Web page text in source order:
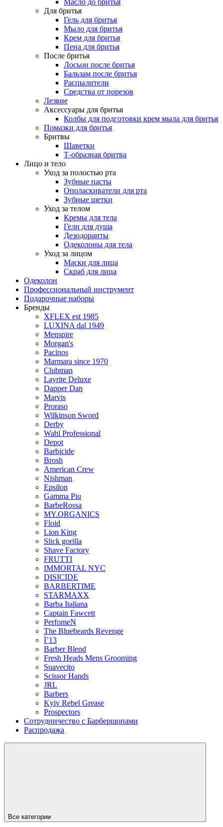
Масло до бритья
Для бритья
Гель для бритья
Мыло для бритья
Крем для бритья
Пена для бритья
После бритья
Лосьон после бритья
Бальзам после бритья
Распылители
Средства от порезов
Лезвие
Аксессуары для бритья
Колбы для подготовки крем мыла для бритья
Помазки для бритья
Бритвы
Шаветки
Т-образная бритва
Лицо и тело
Уход за полостью рта
Зубные пасты
Ополаскиватели для рта
Зубные щетки
Уход за телом
Кремы для тела
Гели для душа
Дезодоранты
Одеколоны для тела
Уход за лицом
Маски для лица
Скраб для лица
Одеколон
Профессиональный инструмент
Подарочные наборы
Бренды
XFLEX est 1985
LUXINA dal 1949
Menspire
Morgan's
Pacinos
Marmara since 1970
Clubman
Layrite Deluxe
Dapper Dan
Marvis
Proraso
Wilkinson Sword
Derby
Wahl Professional
Depot
Barbicide
Brosh
American Crew
Nishman
Epsilon
Gamma Piu
BarbeRossa
MY.ORGANICS
Floid
Lion King
Slick gorilla
Shave Factory
FRUTTI
IMMORTAL NYC
DІSICIDE
BARBERTIME
STARMAXX
Barba Italiana
Captain Fawcett
PerfomeN
The Bluebeards Revenge
Ї’13
Barber Blend
Fresh Heads Mens Grooming
Suavecito
Scissor Hands
JRL
Barbers
Kyiv Rebel Grease
Prospectors
Сотрудничество с Барбершопами
Распродажа
Все категории